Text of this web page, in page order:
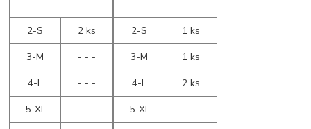
2-S
2 ks
3-M
- - -
4-L
- - -
5-XL
- - -
2-S
1 ks
3-M
1 ks
4-L
2 ks
5-XL
- - -